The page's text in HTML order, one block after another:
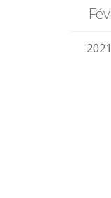
Fév
2021